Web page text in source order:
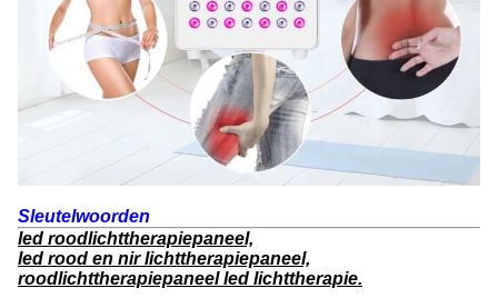
Sleutelwoorden
led roodlichttherapiepaneel,
led rood en nir lichttherapiepaneel,
roodlichttherapiepaneel led lichttherapie.